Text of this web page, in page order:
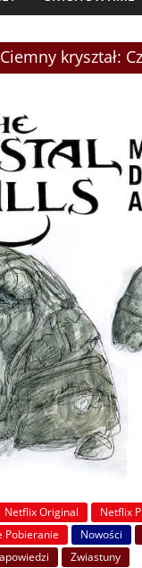
kryształ:
Netflix Original Netflix
Pobieranie Nowości
Zwiastuny